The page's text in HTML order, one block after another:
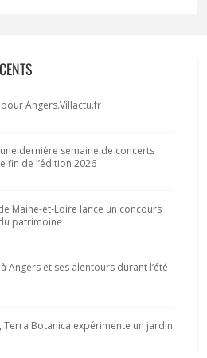
Angers.Villactu.fr
dernière semaine de concerts
fin de l’édition 2026
Maine-et-Loire lance un concours
patrimoine
Angers et ses alentours durant l’été
Terra Botanica expérimente un jardin